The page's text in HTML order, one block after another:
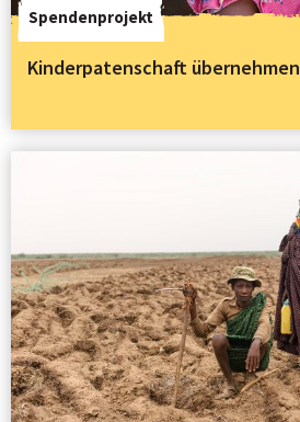
Spendenprojekt
Kinderpatenschaft übernehmen